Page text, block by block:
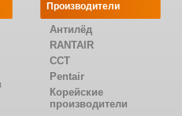
Производители
Антилёд
RANTAIR
CCT
Pentair
Корейские
производители